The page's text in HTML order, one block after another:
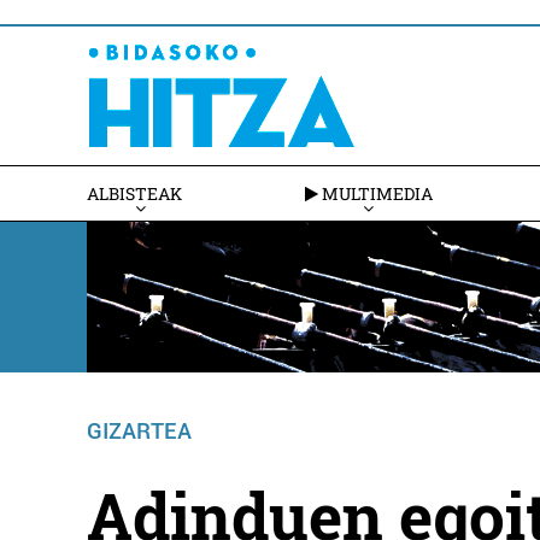
ALBISTEAK MULTIMEDIA
GIZARTEA
Adinduen